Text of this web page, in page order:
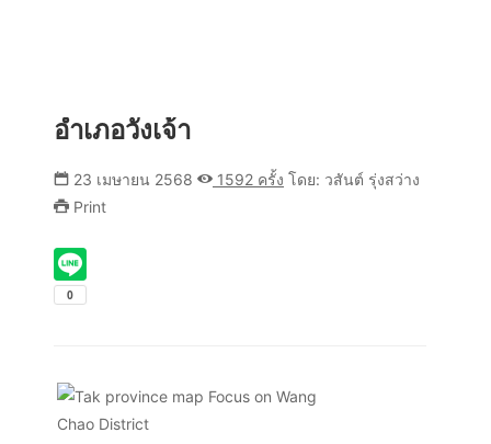
อำเภอวังเจ้า
23 เมษายน 2568 1592 ครั้ง โดย: วสันต์ รุ่งสว่าง
Print